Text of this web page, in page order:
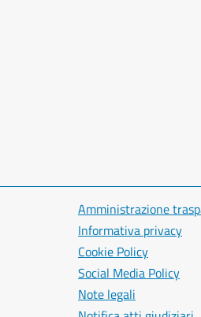
Amministrazione
Informativa privacy
Cookie Policy
Social Media Policy
Note legali